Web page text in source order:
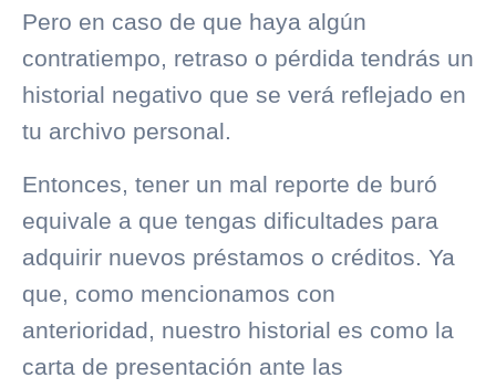
Pero en caso de que haya algún
contratiempo, retraso o pérdida tendrás un
historial negativo que se verá reflejado en
tu archivo personal.
Entonces, tener un mal reporte de buró
equivale a que tengas dificultades para
adquirir nuevos préstamos o créditos. Ya
que, como mencionamos con
anterioridad, nuestro historial es como la
carta de presentación ante las